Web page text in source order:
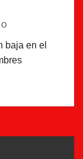
baja en el